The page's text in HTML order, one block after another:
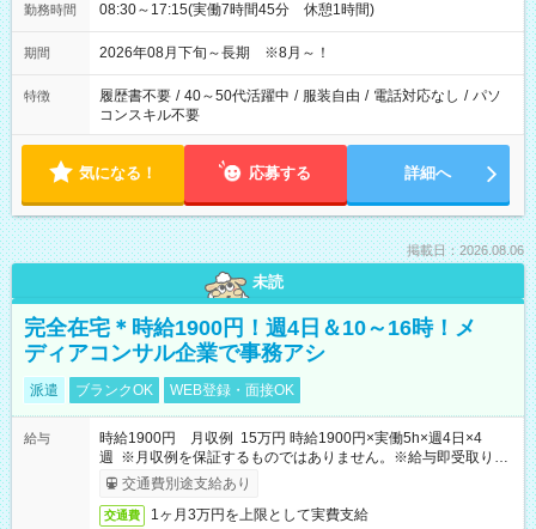
勤務時間 08:30～17:15(実働7時間45分 休憩1時間)
期間 2026年08月下旬～長期 ※8月～！
特徴 履歴書不要 / 40～50代活躍中 / 服装自由 / 電話対応なし / パソ
コンスキル不要
気になる！ 応募する 詳細へ
掲載日：2026.08.06
未読
完全在宅＊時給1900円！週4日＆10～16時！メ
ディアコンサル企業で事務アシ
派遣 ブランクOK WEB登録・面接OK
給与
時給1900円 月収例 15万円 時給1900円×実働5h×週4日×4
週 ※月収例を保証するものではありません。※給与即受取りサ
ービス利用可（利用条件有）
交通費別途支給あり
交通費 1ヶ月3万円を上限として実費支給